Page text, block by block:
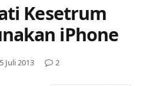
Kesetrum
iPhone
Juli 2013 2